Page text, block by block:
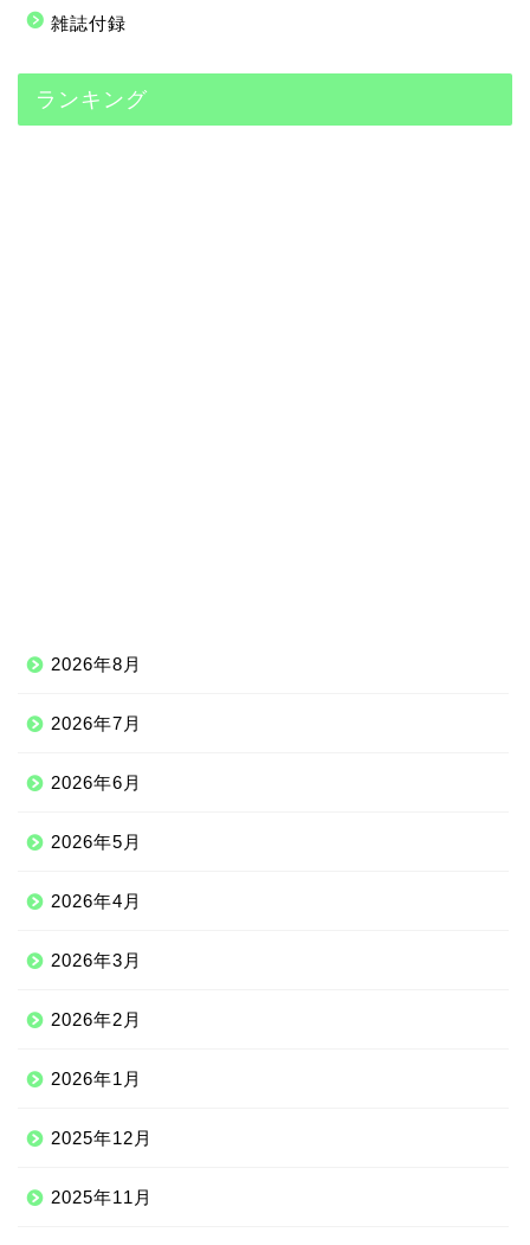
雑誌付録
ランキング
2026年8月
2026年7月
2026年6月
2026年5月
2026年4月
2026年3月
2026年2月
2026年1月
2025年12月
2025年11月